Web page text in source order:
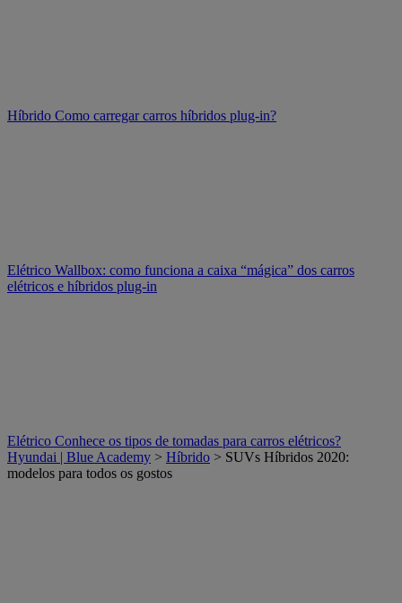
Híbrido Como carregar carros híbridos plug-in?
Elétrico Wallbox: como funciona a caixa “mágica” dos carros
elétricos e híbridos plug-in
Elétrico Conhece os tipos de tomadas para carros elétricos?
Hyundai | Blue Academy > Híbrido > SUVs Híbridos 2020:
modelos para todos os gostos